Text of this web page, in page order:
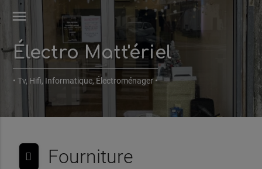
menu
Électro Matt'ériel
• Tv, Hifi, Informatique, Électroménager •
Fourniture